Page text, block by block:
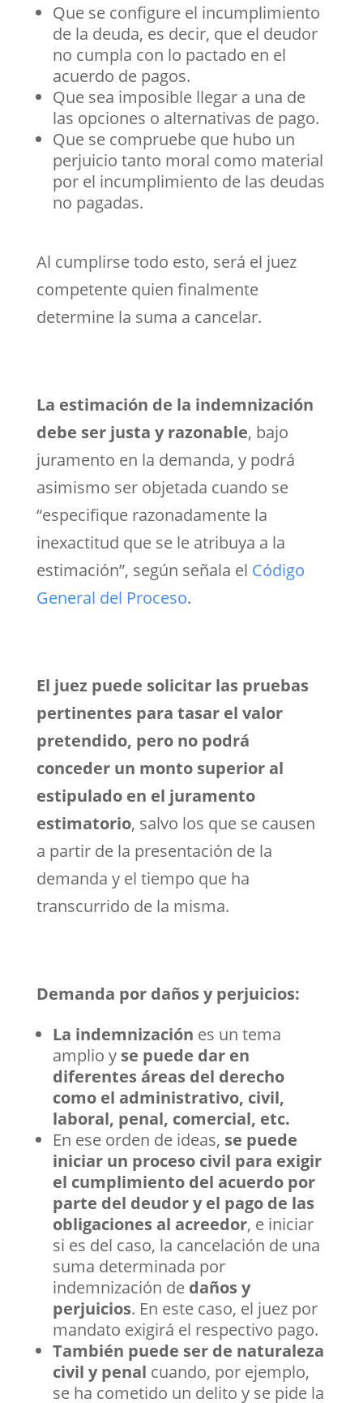
Que se configure el incumplimiento
de la deuda, es decir, que el deudor
no cumpla con lo pactado en el
acuerdo de pagos.
Que sea imposible llegar a una de
las opciones o alternativas de pago.
Que se compruebe que hubo un
perjuicio tanto moral como material
por el incumplimiento de las deudas
no pagadas.
Al cumplirse todo esto, será el juez
competente quien finalmente
determine la suma a cancelar.
La estimación de la indemnización
debe ser justa y razonable, bajo
juramento en la demanda, y podrá
asimismo ser objetada cuando se
“especifique razonadamente la
inexactitud que se le atribuya a la
estimación”, según señala el Código
General del Proceso.
El juez puede solicitar las pruebas
pertinentes para tasar el valor
pretendido, pero no podrá
conceder un monto superior al
estipulado en el juramento
estimatorio, salvo los que se causen
a partir de la presentación de la
demanda y el tiempo que ha
transcurrido de la misma.
Demanda por daños y perjuicios:
La indemnización es un tema
amplio y se puede dar en
diferentes áreas del derecho
como el administrativo, civil,
laboral, penal, comercial, etc.
En ese orden de ideas, se puede
iniciar un proceso civil para exigir
el cumplimiento del acuerdo por
parte del deudor y el pago de las
obligaciones al acreedor, e iniciar
si es del caso, la cancelación de una
suma determinada por
indemnización de daños y
perjuicios. En este caso, el juez por
mandato exigirá el respectivo pago.
También puede ser de naturaleza
civil y penal cuando, por ejemplo,
se ha cometido un delito y se pide la